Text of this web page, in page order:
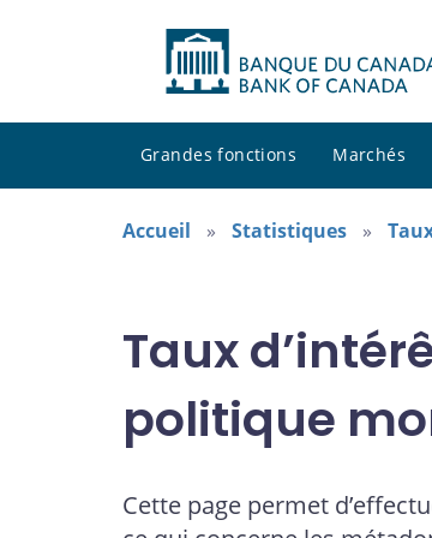
Grandes fonctions Marchés
Accueil Statistiques
Taux
politique
Cette page permet